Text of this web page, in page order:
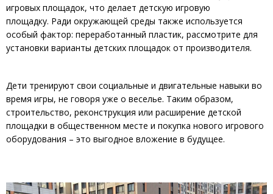
игровых площадок, что делает детскую игровую
площадку. Ради окружающей среды также используется
особый фактор: переработанный пластик, рассмотрите для
установки варианты детских площадок от производителя.
Дети тренируют свои социальные и двигательные навыки во
время игры, не говоря уже о веселье. Таким образом,
строительство, реконструкция или расширение детской
площадки в общественном месте и покупка нового игрового
оборудования – это выгодное вложение в будущее.